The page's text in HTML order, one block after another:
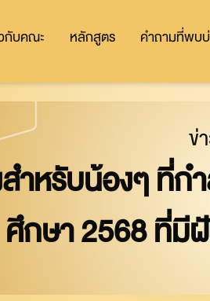
กับคณะ หลักสูตร คำถามที่พบ
ข่
ำหรับน้องๆ ที่
ศึกษา 2568 ที่มี